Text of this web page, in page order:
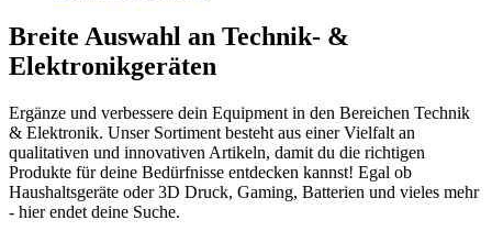
Breite Auswahl an Technik- &
Elektronikgeräten
Ergänze und verbessere dein Equipment in den Bereichen Technik
& Elektronik. Unser Sortiment besteht aus einer Vielfalt an
qualitativen und innovativen Artikeln, damit du die richtigen
Produkte für deine Bedürfnisse entdecken kannst! Egal ob
Haushaltsgeräte oder 3D Druck, Gaming, Batterien und vieles mehr
- hier endet deine Suche.